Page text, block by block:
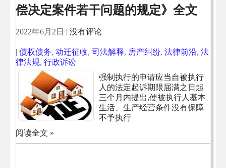
偿决定案件若干问题的规定》全文
2022年6月2日 | 没有评论
| 债权债务, 动迁征收, 司法解释, 房产纠纷, 法律前沿, 法
律法规, 行政诉讼
强制执行的申请应当自被执行
人的法定起诉期限届满之日起
三个月内提出,使被执行人基本
生活、生产经营条件没有保障
不予执行
阅读全文 »